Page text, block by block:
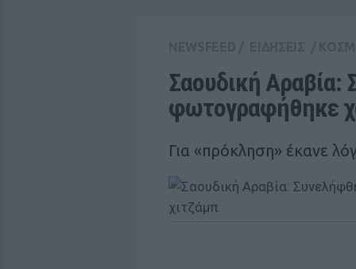
Σαουδική Αραβία:
φωτογραφήθηκε
Για «πρόκληση» έκανε